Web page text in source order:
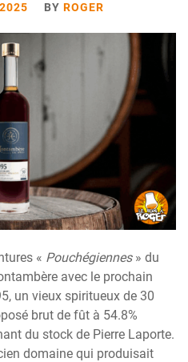
BY ROGER
« Pouchégiennes» du
avec le prochain
un vieux spiritueux de 30
brut de fût à 54.8%
du stock de Pierre Laporte.
domaine qui produisait